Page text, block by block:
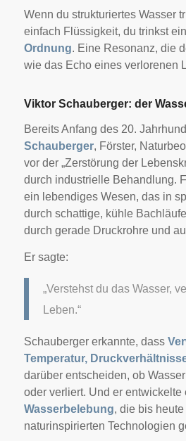
Wenn du strukturiertes Wasser
einfach Flüssigkeit, du trinkst
Ordnung. Eine Resonanz, die
wie das Echo eines verlorenen
Viktor Schauberger: der
Bereits Anfang des 20.
Schauberger, Förster,
vor der „Zerstörung der
durch industrielle Behandlung.
ein lebendiges Wesen, das in
durch schattige, kühle
durch gerade Druckrohre und
Er sagte:
„Verstehst du das Wasser,
Leben.“
Schauberger erkannte, dass
Temperatur,
darüber entscheiden, ob
oder verliert. Und er entwickelte
Wasserbelebung, die bis
naturinspirierten Technologien